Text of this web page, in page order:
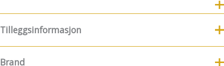
8.7.2019 ble Emm K.-butikken født! Emm K. startet litt før
det, men da var konseptet noe annerledes. Det startet med
at jeg etter 17 år avsluttet min karriere som kostymesyer
Tilleggsinformasjon
Brand